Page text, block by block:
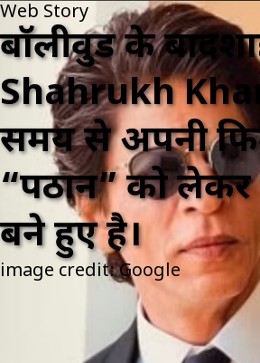
Web Story
बॉलीवुड के
Shahrukh
समय से अपनी
“पठान” को लेकर
बने हुए है।
image credit: Google